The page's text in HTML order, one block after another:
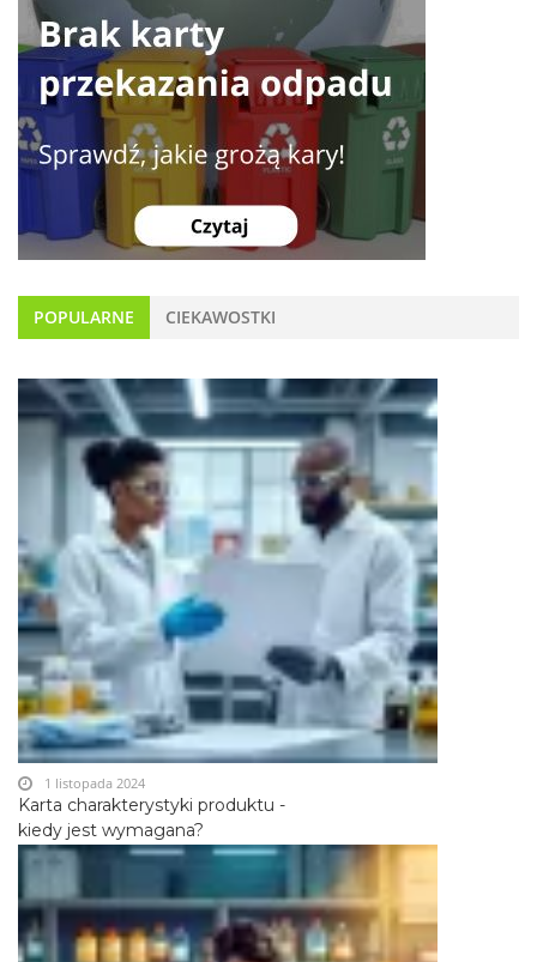
POPULARNE CIEKAWOSTKI
Karta charakterystyki produktu -
kiedy jest wymagana?
1 listopada 2024